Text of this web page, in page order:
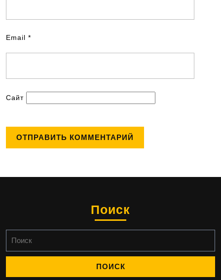
Email *
Сайт
Поиск